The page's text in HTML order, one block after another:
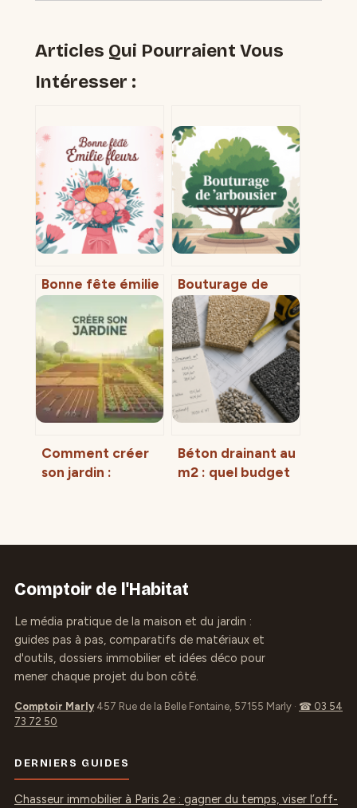
Articles Qui Pourraient Vous
Intéresser :
Bonne fête émilie
fleurs : idées de
messages et
bouquets qui
touchent
Bouturage de
l’arbousier :
réussir pas à pas
cette
multiplication
Comment créer
son jardin :
réussir
Béton drainant au
m2 : quel budget
Comptoir de l'Habitat
Le média pratique de la maison et du jardin :
guides pas à pas, comparatifs de matériaux et
d'outils, dossiers immobilier et idées déco pour
mener chaque projet du bon côté.
Comptoir Marly 457 Rue de la Belle Fontaine, 57155 Marly · ☎ 03 54
73 72 50
DERNIERS GUIDES
Chasseur immobilier à Paris 2e : gagner du temps, viser l’off-